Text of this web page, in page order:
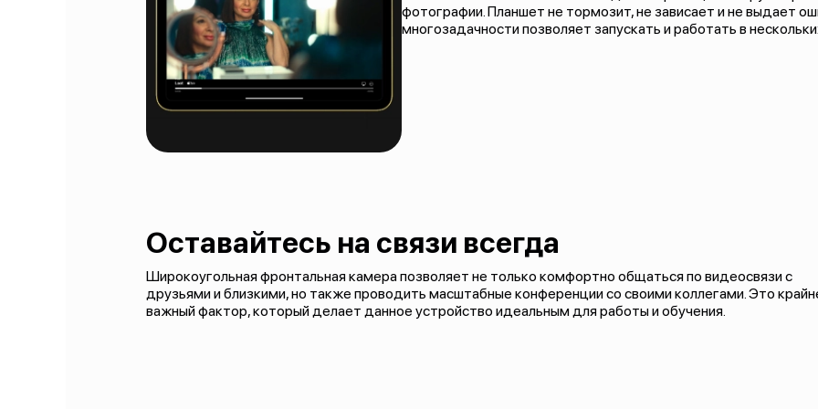
фотографии. Планшет не тормозит, не зависает и не выдает
многозадачности позволяет запускать и работать в
Оставайтесь на связи всегда
Широкоугольная фронтальная камера позволяет не только комфортно общаться по видеосвязи с
друзьями и близкими, но также проводить масштабные конференции со своими коллегами. Это
важный фактор, который делает данное устройство идеальным для работы и обучения.